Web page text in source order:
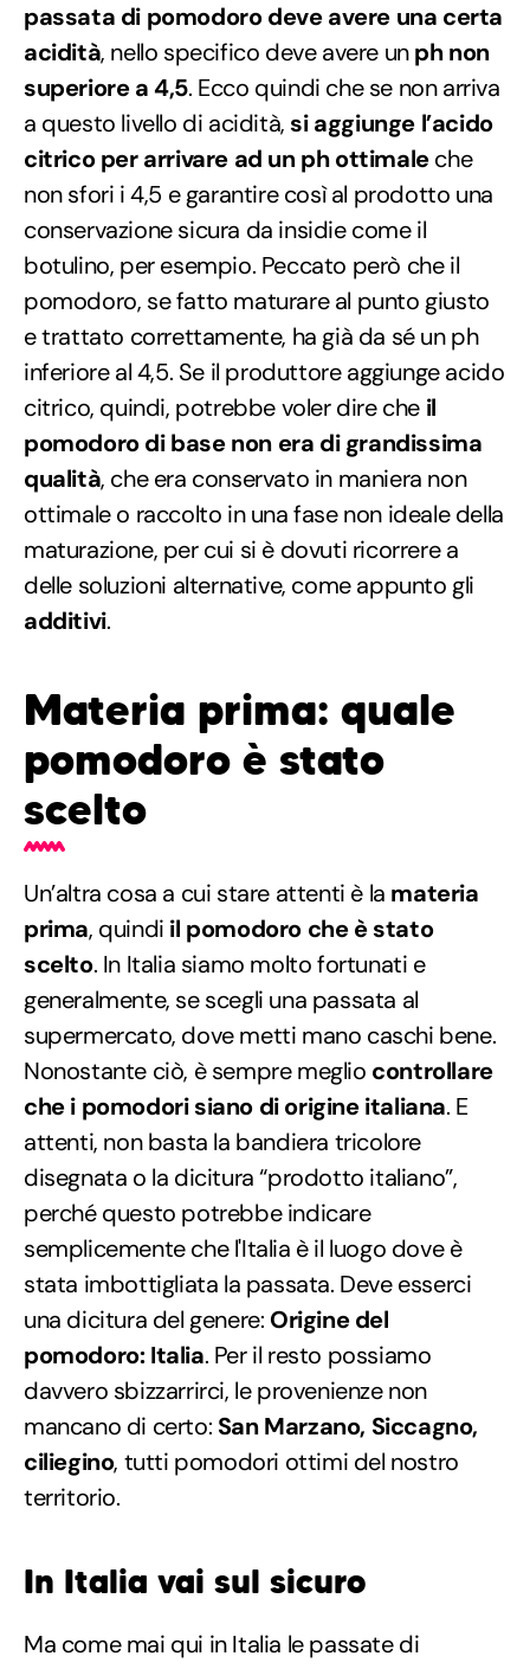
passata di pomodoro deve avere una certa
acidità, nello specifico deve avere unph non
superiore a 4,5. Ecco quindi che se non arriva
a questo livello di acidità, si aggiunge l’acido
citrico per arrivare ad un ph ottimaleche
non sfori i 4,5 e garantire così al prodotto una
conservazione sicura da insidie come il
botulino, per esempio. Peccato però che il
pomodoro, se fatto maturare al punto giusto
e trattato correttamente, ha già da sé un ph
inferiore al 4,5. Se il produttore aggiunge acido
citrico, quindi, potrebbe voler dire che il
pomodoro di base non era di grandissima
qualità, che era conservato in maniera non
ottimale o raccolto in una fase non ideale della
maturazione, per cui si è dovuti ricorrere a
delle soluzioni alternative, come appunto gli
additivi.
Materia prima: quale
pomodoro è stato
scelto
Un’altra cosa a cui stare attenti è la materia
prima, quindi il pomodoro che è stato
scelto. In Italia siamo molto fortunati e
generalmente, se scegli una passata al
supermercato, dove metti mano caschi bene.
Nonostante ciò, è sempre meglio controllare
che i pomodori siano di origine italiana. E
attenti, non basta la bandiera tricolore
disegnata o la dicitura “prodotto italiano”,
perché questo potrebbe indicare
semplicemente che l'Italia è il luogo dove è
stata imbottigliata la passata. Deve esserci
una dicitura del genere: Origine del
pomodoro: Italia. Per il resto possiamo
davvero sbizzarrirci, le provenienze non
mancano di certo: San Marzano, Siccagno,
ciliegino, tutti pomodori ottimi del nostro
territorio.
In Italia vai sul sicuro
Ma come mai qui in Italia le passate di